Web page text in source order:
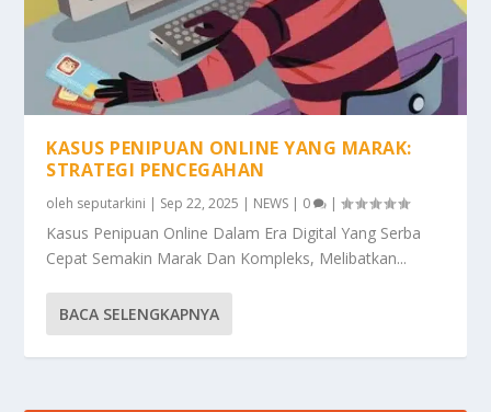
KASUS PENIPUAN ONLINE YANG MARAK:
STRATEGI PENCEGAHAN
oleh seputarkini | Sep 22, 2025 | NEWS | 0 |
Kasus Penipuan Online Dalam Era Digital Yang Serba
Cepat Semakin Marak Dan Kompleks, Melibatkan...
BACA SELENGKAPNYA